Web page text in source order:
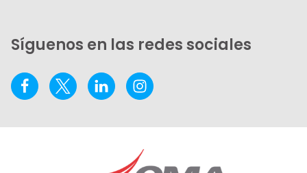
Síguenos en las redes sociales